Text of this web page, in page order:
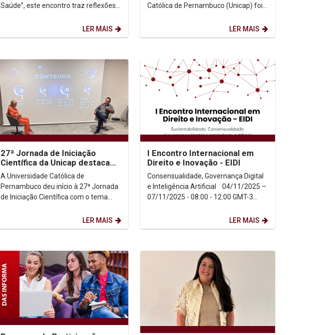
Saúde”, este encontro traz reflexões
LER MAIS
Católica de Pernambuco (Unicap) foi
LER MAIS
27ª Jornada de Iniciação
Científica da Unicap destaca
ética e produção acadêmica
como pilares da...
A Universidade Católica de
Pernambuco deu início à 27ª Jornada
de Iniciação Científica com o tema
LER MAIS
I Encontro Internacional em
Direito e Inovação - EIDI
Consensualidade, Governança Digital
e Inteligência Artificial 04/11/2025 –
07/11/2025 - 08:00 - 12:00 GMT-3
LER MAIS